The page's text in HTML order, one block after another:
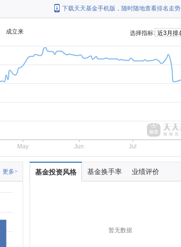
下载天天基金手机版，随时随地查看排名走势
成立来
选择指标:
May Jun Jul
更多> 基金投资风格 基金换手率 业绩评价
暂无数据